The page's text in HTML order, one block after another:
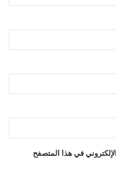
في هذا المتصفح